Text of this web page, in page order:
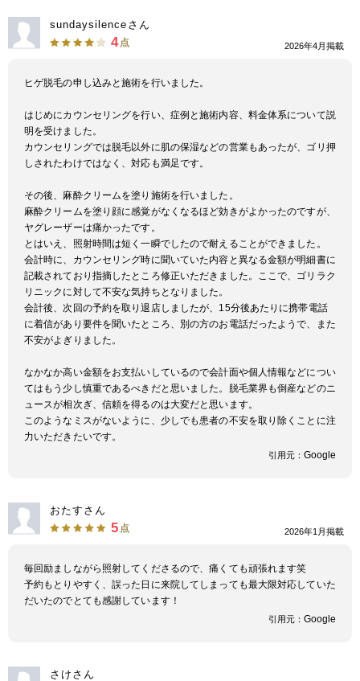
sundaysilenceさん
4 点 2026年4月掲載
ヒゲ脱毛の申し込みと施術を行いました。
はじめにカウンセリングを行い、症例と施術内容、料金体系について説
明を受けました。
カウンセリングでは脱毛以外に肌の保湿などの営業もあったが、ゴリ押
しされたわけではなく、対応も満足です。
その後、麻酔クリームを塗り施術を行いました。
麻酔クリームを塗り顔に感覚がなくなるほど効きがよかったのですが、
ヤグレーザーは痛かったです。
とはいえ、照射時間は短く一瞬でしたので耐えることができました。
会計時に、カウンセリング時に聞いていた内容と異なる金額が明細書に
記載されており指摘したところ修正いただきました。ここで、ゴリラク
リニックに対して不安な気持ちとなりました。
会計後、次回の予約を取り退店しましたが、15分後あたりに携帯電話
に着信があり要件を聞いたところ、別の方のお電話だったようで、また
不安がよぎりました。
なかなか高い金額をお支払いしているので会計面や個人情報などについ
てはもう少し慎重であるべきだと思いました。脱毛業界も倒産などのニ
ュースが相次ぎ、信頼を得るのは大変だと思います。
このようなミスがないように、少しでも患者の不安を取り除くことに注
力いただきたいです。
引用元： Google
おたすさん
5 点 2026年1月掲載
毎回励ましながら照射してくださるので、痛くても頑張れます笑
予約もとりやすく、誤った日に来院してしまっても最大限対応していた
だいたのでとても感謝しています！
引用元： Google
さけさん